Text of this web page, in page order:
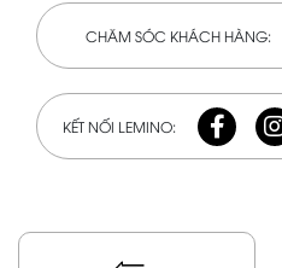
CHĂM SÓC KHÁCH HÀNG:
KẾT NỐI LEMINO: